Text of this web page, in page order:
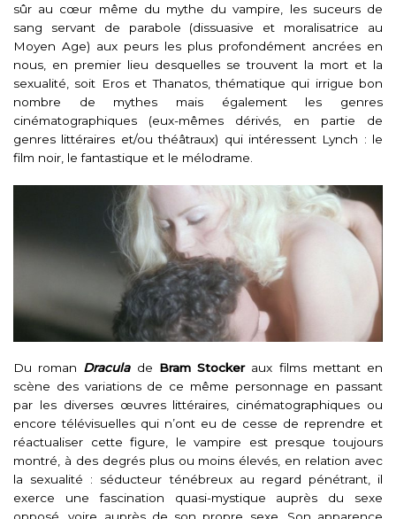
sûr au cœur même du mythe du vampire, les suceurs de
sang servant de parabole (dissuasive et moralisatrice au
Moyen Age) aux peurs les plus profondément ancrées en
nous, en premier lieu desquelles se trouvent la mort et la
sexualité, soit Eros et Thanatos, thématique qui irrigue bon
nombre de mythes mais également les genres
cinématographiques (eux-mêmes dérivés, en partie de
genres littéraires et/ou théâtraux) qui intéressent Lynch : le
film noir, le fantastique et le mélodrame.
Du roman Draculade Bram Stockeraux films mettant en
scène des variations de ce même personnage en passant
par les diverses œuvres littéraires, cinématographiques ou
encore télévisuelles qui n’ont eu de cesse de reprendre et
réactualiser cette figure, le vampire est presque toujours
montré, à des degrés plus ou moins élevés, en relation avec
la sexualité : séducteur ténébreux au regard pénétrant, il
exerce une fascination quasi-mystique auprès du sexe